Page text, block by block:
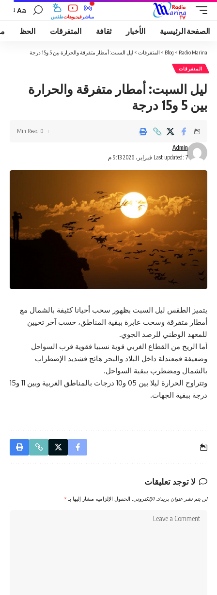
طقسفيديوهات مباشر
Aa
الصفحة الرئيسية الأخبار ثقافة المتفرقات الحظ
Radio Marina
>
Blog
> المتفرقات > ليل السبت: أمطار متفرقة والحرارة بين 5 و15 درجة
المتفرقات
ليل السبت: أمطار متفرقة والحرارة
بين 5 و15 درجة
Last updated: 7 فبراير، 2026 9:13 م
Admin
0 Min Read
يتميز الطقس ليل السبت بظهور سحب أحيانا كثيفة بالشمال مع
أمطار متفرقة وسحب عابرة ببقية المناطق، حسب آخر تحيين
للمعهد الوطني للرصد الجوي.
أما الريح من القطاع الغربي قوية نسبيا فقوية قرب السواحل
وضعيفة فمعتدلة داخل البلاد والبحر هائج فشديد الإضطراب
بالشمال ومضطرب ببقية السواحل.
وتتراوح الحرارة ليلا بين 05 و10 درجات بالمناطق الغربية وبين 11 و15
درجة ببقية الجهات.
لا توجد تعليقات
لن يتم نشر عنوان بريدك الإلكتروني. الحقول الإلزامية مشار إليها بـ *